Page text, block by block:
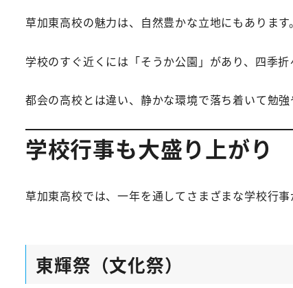
草加東高校の魅力は、自然豊かな立地にもあります。
学校のすぐ近くには「そうか公園」があり、四季
都会の高校とは違い、静かな環境で落ち着いて勉
学校行事も大盛り上がり
草加東高校では、一年を通してさまざまな学校行事
東輝祭（文化祭）